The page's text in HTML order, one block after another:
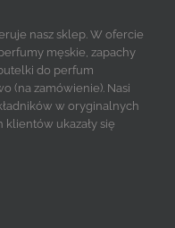
nasz sklep. W ofercie
męskie, zapachy
do perfum
(na zamówienie). Nasi
w oryginalnych
klientów ukazały się